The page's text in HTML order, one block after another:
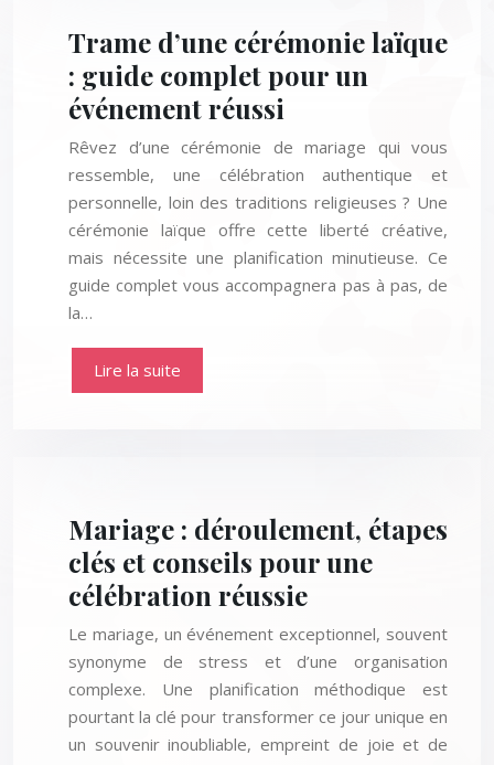
Trame d’une cérémonie laïque
: guide complet pour un
événement réussi
Rêvez d’une cérémonie de mariage qui vous
ressemble, une célébration authentique et
personnelle, loin des traditions religieuses ? Une
cérémonie laïque offre cette liberté créative,
mais nécessite une planification minutieuse. Ce
guide complet vous accompagnera pas à pas, de
la…
Lire la suite
Mariage : déroulement, étapes
clés et conseils pour une
célébration réussie
Le mariage, un événement exceptionnel, souvent
synonyme de stress et d’une organisation
complexe. Une planification méthodique est
pourtant la clé pour transformer ce jour unique en
un souvenir inoubliable, empreint de joie et de